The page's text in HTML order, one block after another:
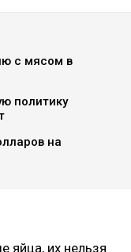
с мясом в
политику
на
яйца, их нельзя